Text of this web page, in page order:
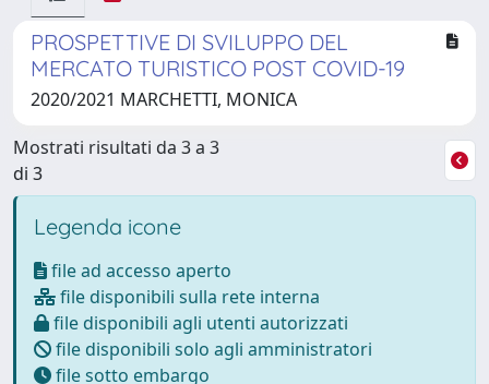
PROSPETTIVE DI SVILUPPO DEL
MERCATO TURISTICO POST COVID-19
2020/2021 MARCHETTI, MONICA
Mostrati risultati da 3 a 3
di 3
Legenda icone
file ad accesso aperto
file disponibili sulla rete interna
file disponibili agli utenti autorizzati
file disponibili solo agli amministratori
file sotto embargo